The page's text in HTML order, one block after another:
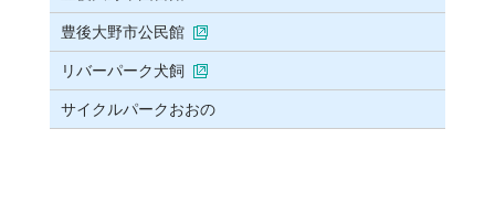
豊後大野市公民館
リバーパーク犬飼
サイクルパークおおの